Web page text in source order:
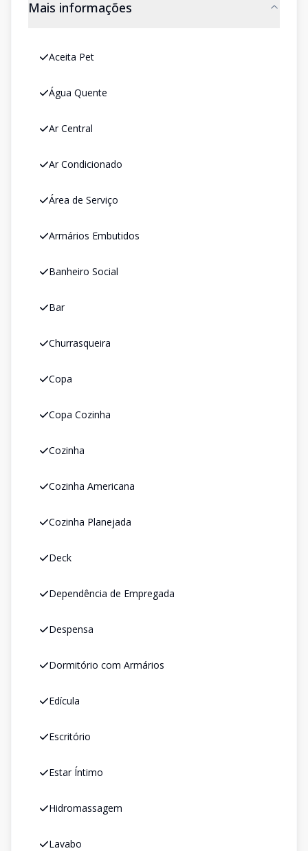
Mais informações
Aceita Pet
Água Quente
Ar Central
Ar Condicionado
Área de Serviço
Armários Embutidos
Banheiro Social
Bar
Churrasqueira
Copa
Copa Cozinha
Cozinha
Cozinha Americana
Cozinha Planejada
Deck
Dependência de Empregada
Despensa
Dormitório com Armários
Edícula
Escritório
Estar Íntimo
Hidromassagem
Lavabo